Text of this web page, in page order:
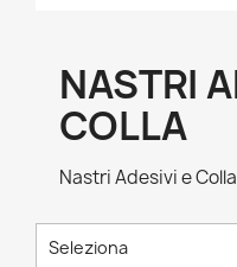
NASTRI
COLLA
Nastri Adesivi e Colla
Seleziona